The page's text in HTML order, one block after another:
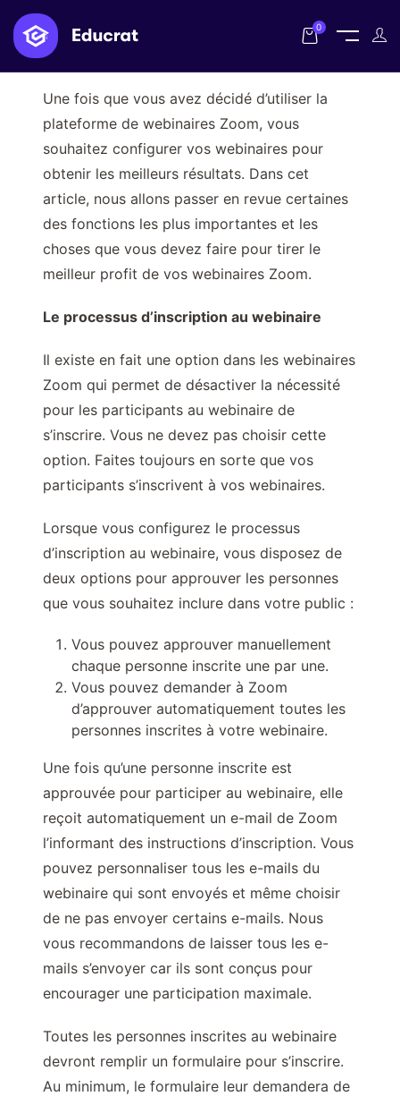
0
Une fois que vous avez décidé d’utiliser la
plateforme de webinaires Zoom, vous
souhaitez configurer vos webinaires pour
obtenir les meilleurs résultats. Dans cet
article, nous allons passer en revue certaines
des fonctions les plus importantes et les
choses que vous devez faire pour tirer le
meilleur profit de vos webinaires Zoom.
Le processus d’inscription au webinaire
Il existe en fait une option dans les webinaires
Zoom qui permet de désactiver la nécessité
pour les participants au webinaire de
s’inscrire. Vous ne devez pas choisir cette
option. Faites toujours en sorte que vos
participants s’inscrivent à vos webinaires.
Lorsque vous configurez le processus
d’inscription au webinaire, vous disposez de
deux options pour approuver les personnes
que vous souhaitez inclure dans votre public :
Vous pouvez approuver manuellement
chaque personne inscrite une par une.
Vous pouvez demander à Zoom
d’approuver automatiquement toutes les
personnes inscrites à votre webinaire.
Une fois qu’une personne inscrite est
approuvée pour participer au webinaire, elle
reçoit automatiquement un e-mail de Zoom
l’informant des instructions d’inscription. Vous
pouvez personnaliser tous les e-mails du
webinaire qui sont envoyés et même choisir
de ne pas envoyer certains e-mails. Nous
vous recommandons de laisser tous les e-
mails s’envoyer car ils sont conçus pour
encourager une participation maximale.
Toutes les personnes inscrites au webinaire
devront remplir un formulaire pour s’inscrire.
Au minimum, le formulaire leur demandera de